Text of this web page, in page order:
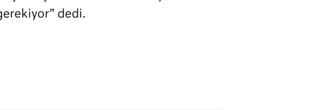
dedi.